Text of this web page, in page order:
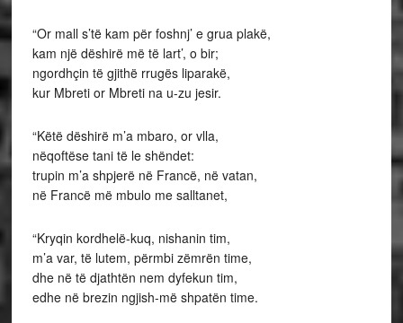
“Or mall s’të kam për foshnj’ e grua plakë,
kam një dëshirë më të lart’, o bir;
ngordhçin të gjithë rrugës liparakë,
kur Mbreti or Mbreti na u-zu jesir.
“Këtë dëshirë m’a mbaro, or vlla,
nëqoftëse tani të le shëndet:
trupin m’a shpjerë në Francë, në vatan,
në Francë më mbulo me salltanet,
“Kryqin kordhelë-kuq, nishanin tim,
m’a var, të lutem, përmbi zëmrën time,
dhe në të djathtën nem dyfekun tim,
edhe në brezin ngjish-më shpatën time.